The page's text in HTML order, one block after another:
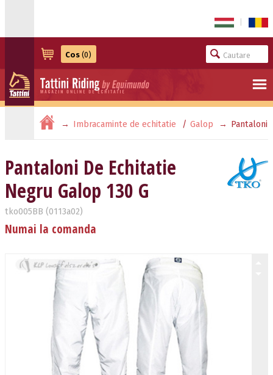
Cos (0)
Imbracaminte de echitatie Galop Pantaloni
Pantaloni De Echitatie
Negru Galop 130 G
tko005BB (0113a02)
Numai la comanda